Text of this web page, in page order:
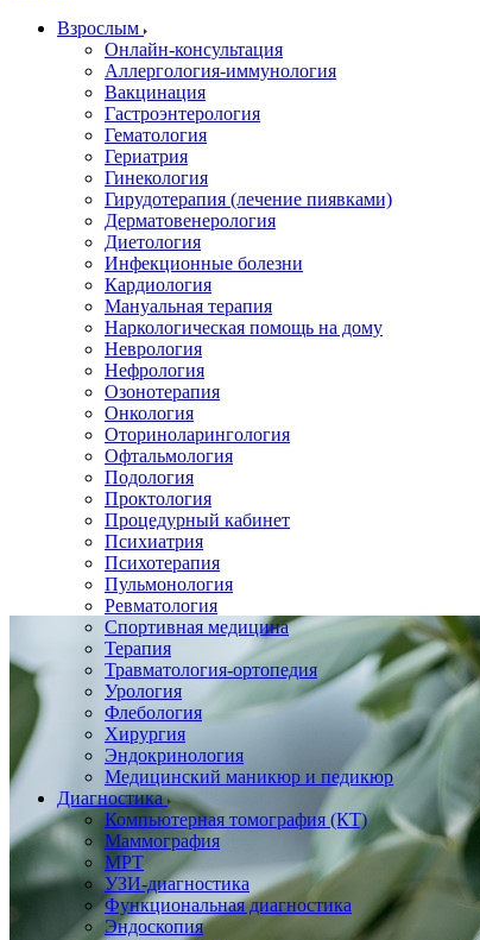
Взрослым
Онлайн-консультация
Аллергология-иммунология
Вакцинация
Гастроэнтерология
Гематология
Гериатрия
Гинекология
Гирудотерапия (лечение пиявками)
Дерматовенерология
Диетология
Инфекционные болезни
Кардиология
Мануальная терапия
Наркологическая помощь на дому
Неврология
Нефрология
Озонотерапия
Онкология
Оториноларингология
Офтальмология
Подология
Проктология
Процедурный кабинет
Психиатрия
Психотерапия
Пульмонология
Ревматология
Спортивная медицина
Терапия
Травматология-ортопедия
Урология
Флебология
Хирургия
Эндокринология
Медицинский маникюр и педикюр
Диагностика
Компьютерная томография (КТ)
Маммография
МРТ
УЗИ-диагностика
Функциональная диагностика
Эндоскопия